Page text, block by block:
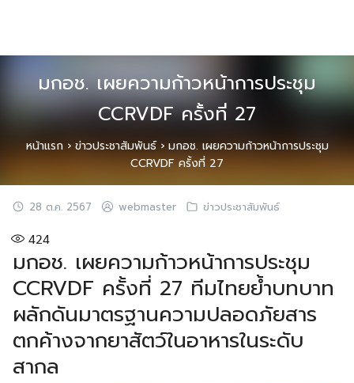
มกอช. เผยความก้าวหน้าการประชุม
CCRVDF ครั้งที่ 27
หน้าแรก› ข่าวประชาสัมพันธ์› มกอช. เผยความก้าวหน้าการประชุม
CCRVDF ครั้งที่ 27
28 ต.ค. 2567 webmaster ข่าวประชาสัมพันธ์
424
มกอช. เผยความก้าวหน้าการประชุม
CCRVDF ครั้งที่ 27 ทีมไทยย้ำบทบาท
ผลักดันมาตรฐานความปลอดภัยสาร
ตกค้างจากยาสัตว์ในอาหารในระดับ
สากล